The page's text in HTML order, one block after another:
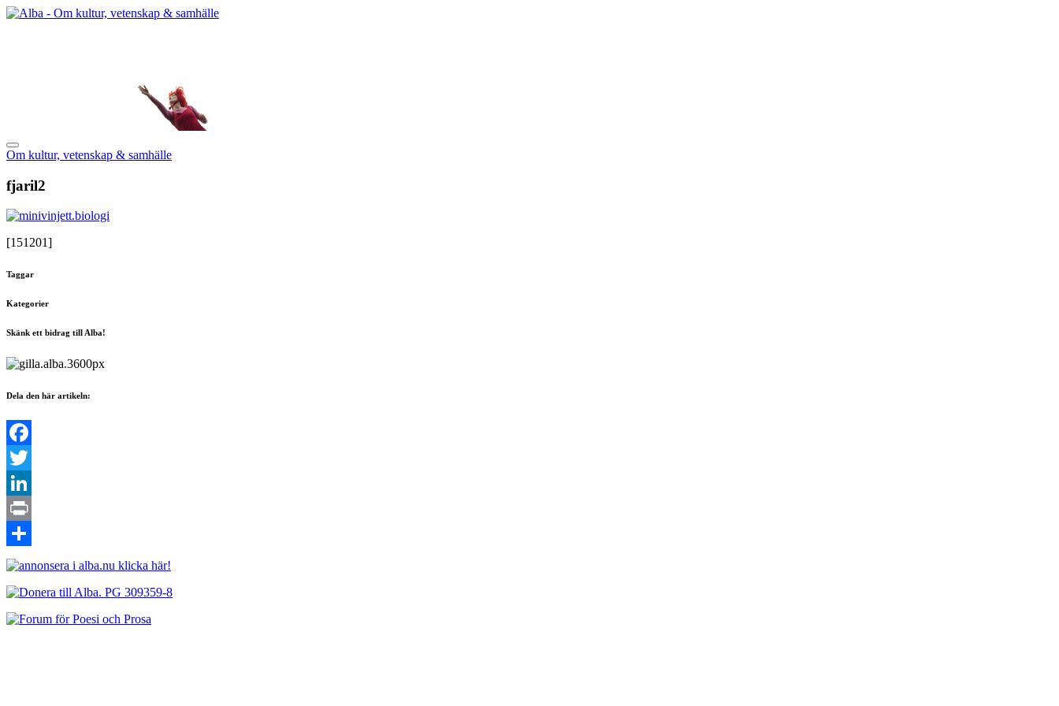
Om kultur, vetenskap & samhälle
fjaril2
[151201]
Taggar
Kategorier
Skänk ett bidrag till Alba!
Dela den här artikeln:
Facebook
Twitter
LinkedIn
Print
Dela